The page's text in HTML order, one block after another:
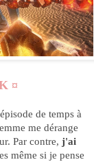
¤
de temps à
me dérange
Par contre, j'ai
même si je pense